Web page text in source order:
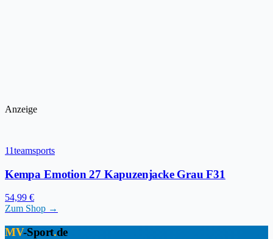
Anzeige
11teamsports
Kempa Emotion 27 Kapuzenjacke Grau F31
54,99 €
Zum Shop →
MV-Sport.de